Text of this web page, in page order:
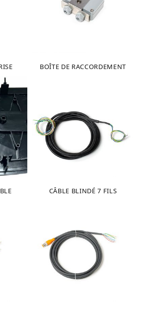
BOÎTE DE RACCORDEMENT
CÂBLE BLINDÉ 7 FILS